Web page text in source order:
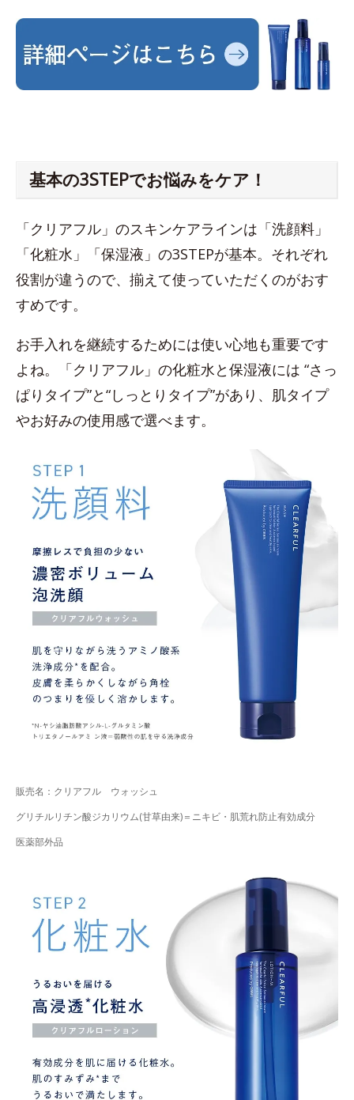
基本の3STEPでお悩みをケア！
「クリアフル」のスキンケアラインは「洗顔料」
「化粧水」「保湿液」の3STEPが基本。それぞれ
役割が違うので、揃えて使っていただくのがおす
すめです。
お手入れを継続するためには使い心地も重要です
よね。「クリアフル」の化粧水と保湿液には “さっ
ぱりタイプ”と“しっとりタイプ”があり、肌タイプ
やお好みの使用感で選べます。
販売名：クリアフル ウォッシュ
グリチルリチン酸ジカリウム(甘草由来)＝ニキビ・肌荒れ防止有効成分
医薬部外品